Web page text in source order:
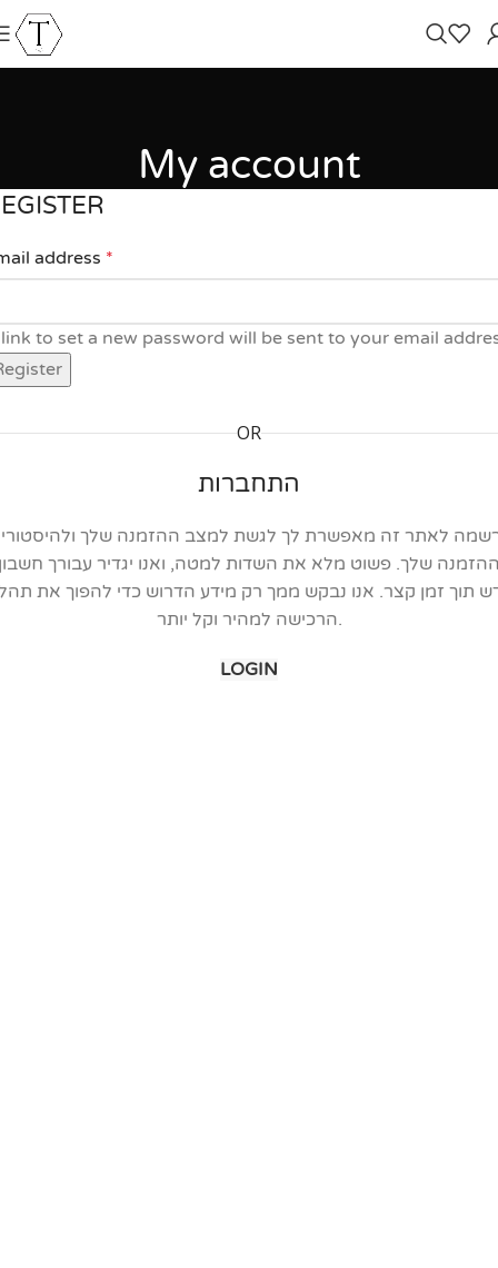
My account
address *
to set a new password will be sent to your email
OR
התחברות
לאתר זה מאפשרת לך לגשת למצב ההזמנה שלך
שלך. פשוט מלא את השדות למטה, ואנו יגדיר עבורך
תוך זמן קצר. אנו נבקש ממך רק מידע הדרוש כדי להפוך את
הרכישה למהיר וקל יותר.
LOGIN